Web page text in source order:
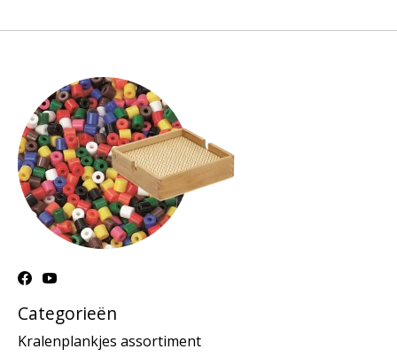
Categorieën
Kralenplankjes assortiment